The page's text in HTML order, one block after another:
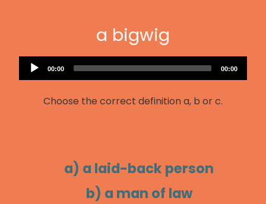
a bigwig
Audio
Player
Current
00:00
Total
00:00
Choose the correct definition a, b or c.
a) a laid-back person
b) a man of law